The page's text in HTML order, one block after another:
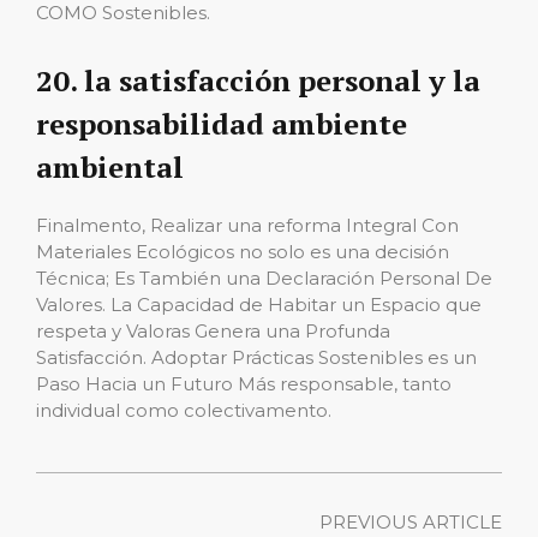
COMO Sostenibles.
20. la satisfacción personal y la
responsabilidad ambiente
ambiental
Finalmento, Realizar una reforma Integral Con
Materiales Ecológicos no solo es una decisión
Técnica; Es También una Declaración Personal De
Valores. La Capacidad de Habitar un Espacio que
respeta y Valoras Genera una Profunda
Satisfacción. Adoptar Prácticas Sostenibles es un
Paso Hacia un Futuro Más responsable, tanto
individual como colectivamento.
PREVIOUS ARTICLE